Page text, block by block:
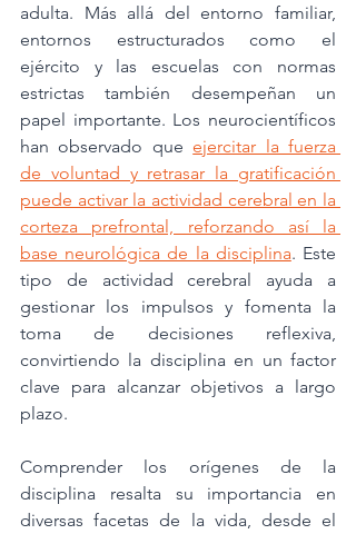
adulta. Más allá del entorno familiar,
entornos estructurados como el
ejército y las escuelas con normas
estrictas también desempeñan un
papel importante. Los neurocientíficos
han observado que ejercitar la fuerza
de voluntad y retrasar la gratificación
puede activar la actividad cerebral en la
corteza prefrontal, reforzando así la
base neurológica de la disciplina. Este
tipo de actividad cerebral ayuda a
gestionar los impulsos y fomenta la
toma de decisiones reflexiva,
convirtiendo la disciplina en un factor
clave para alcanzar objetivos a largo
plazo.
Comprender los orígenes de la
disciplina resalta su importancia en
diversas facetas de la vida, desde el